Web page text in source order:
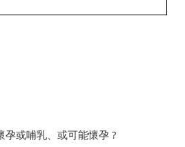
孕或哺乳、或可能懷孕 ?